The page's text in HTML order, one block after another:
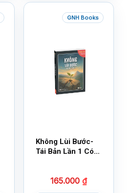
GNH Books
Không Lùi Bước-
Tái Bản Lần 1 Có
165.000 ₫